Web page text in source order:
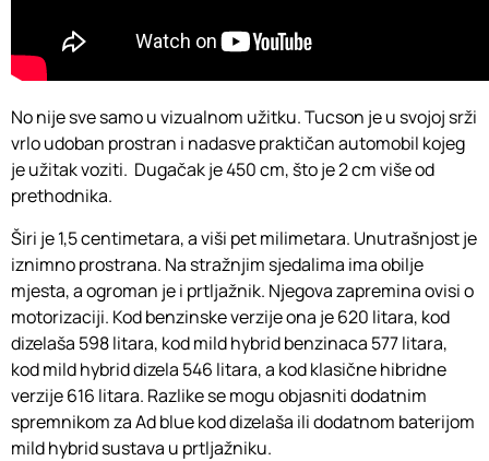
No nije sve samo u vizualnom užitku. Tucson je u svojoj srži
vrlo udoban prostran i nadasve praktičan automobil kojeg
je užitak voziti. Dugačak je 450 cm, što je 2 cm više od
prethodnika.
Širi je 1,5 centimetara, a viši pet milimetara. Unutrašnjost je
iznimno prostrana. Na stražnjim sjedalima ima obilje
mjesta, a ogroman je i prtljažnik. Njegova zapremina ovisi o
motorizaciji. Kod benzinske verzije ona je 620 litara, kod
dizelaša 598 litara, kod mild hybrid benzinaca 577 litara,
kod mild hybrid dizela 546 litara, a kod klasične hibridne
verzije 616 litara. Razlike se mogu objasniti dodatnim
spremnikom za Ad blue kod dizelaša ili dodatnom baterijom
mild hybrid sustava u prtljažniku.